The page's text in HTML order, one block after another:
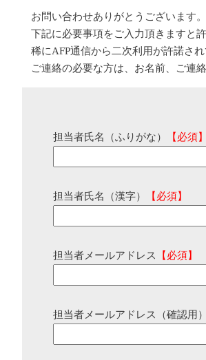
お問い合わせありがとうございます。
下記に必要事項をご入力頂きますと
稀にAFP通信から二次利用が許諾さ
ご連絡の必要な方は、お名前、ご連
担当者氏名（ふりがな） 【必須】
担当者氏名（漢字） 【必須】
担当者メールアドレス 【必須】
担当者メールアドレス（確認用）